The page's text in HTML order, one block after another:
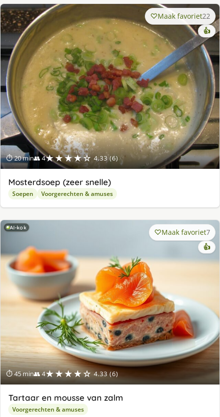
⏱ 20 min👥 4★★★★☆ 4.33 (6)
Maak favoriet22
👍
Mosterdsoep (zeer snelle)
Soepen Voorgerechten & amuses
AI-kok
⏱ 45 min👥 4★★★★☆ 4.33 (6)
Maak favoriet7
👍
Tartaar en mousse van zalm
Voorgerechten & amuses